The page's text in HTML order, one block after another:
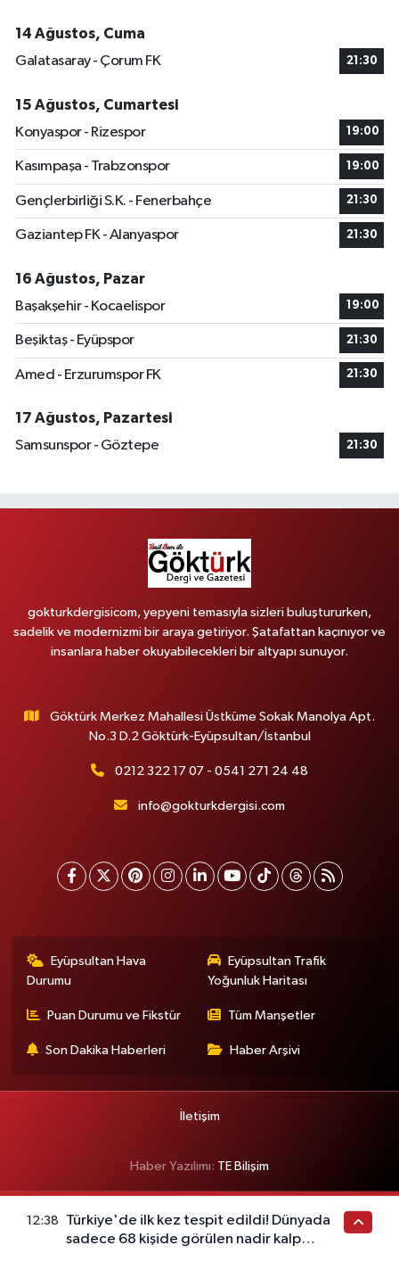
14 Ağustos, Cuma
Galatasaray - Çorum FK
21:30
15 Ağustos, Cumartesi
Konyaspor - Rizespor
19:00
Kasımpaşa - Trabzonspor 19:00
Gençlerbirliği S.K. - Fenerbahçe 21:30
Gaziantep FK - Alanyaspor 21:30
16 Ağustos, Pazar
Başakşehir - Kocaelispor
19:00
Beşiktaş - Eyüpspor 21:30
Amed - Erzurumspor FK 21:30
17 Ağustos, Pazartesi
Samsunspor - Göztepe
21:30
gokturkdergisicom, yepyeni temasıyla sizleri buluştururken,
sadelik ve modernizmi bir araya getiriyor. Şatafattan kaçınıyor ve
insanlara haber okuyabilecekleri bir altyapı sunuyor.
Göktürk Merkez Mahallesi Üstküme Sokak Manolya Apt.
No.3 D.2 Göktürk-Eyüpsultan/İstanbul
0212 322 17 07 - 0541 271 24 48
info@gokturkdergisi.com
Eyüpsultan Hava
Durumu
Eyüpsultan Trafik
Yoğunluk Haritası
Puan Durumu ve Fikstür Tüm Manşetler
Son Dakika Haberleri Haber Arşivi
İletişim
Haber Yazılımı: TE Bilişim
12:38
Türkiye'de ilk kez tespit edildi! Dünyada
sadece 68 kişide görülen nadir kalp